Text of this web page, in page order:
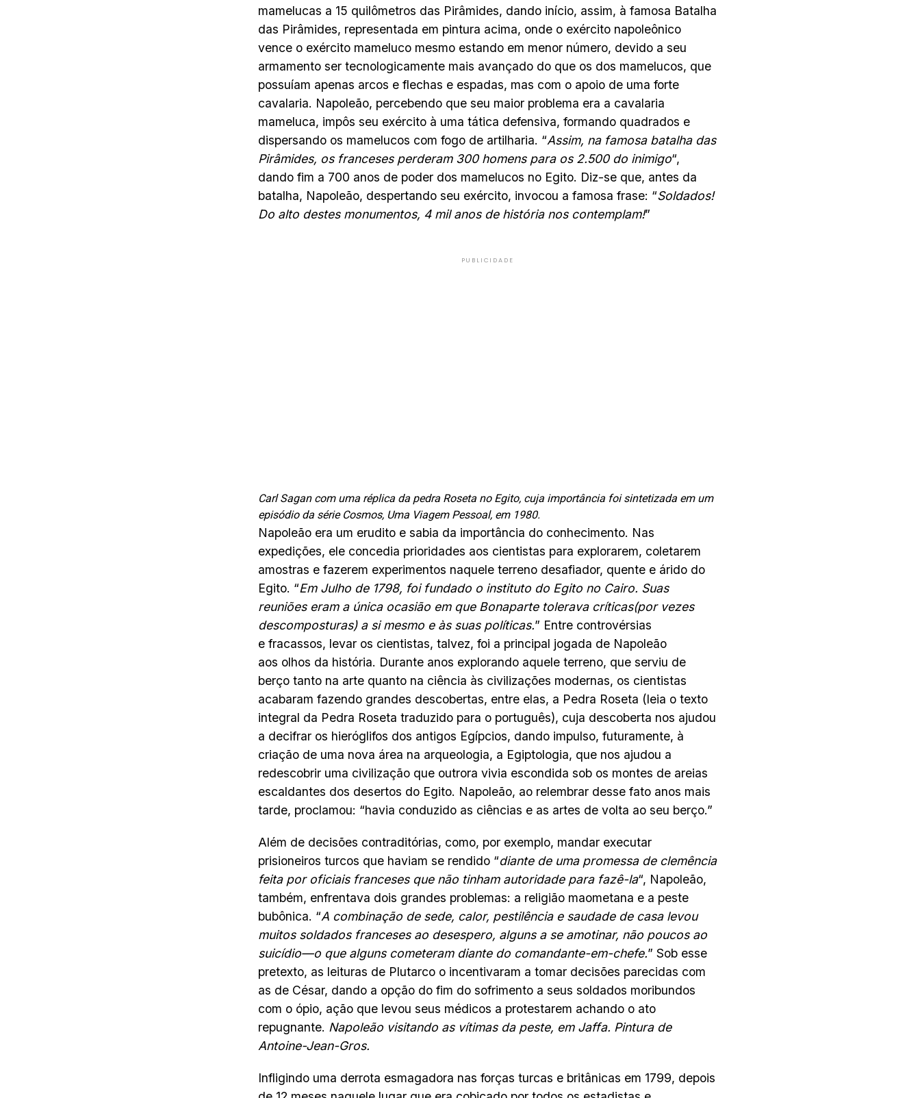
mamelucas a 15 quilômetros das Pirâmides, dando início, assim, à famosa Batalha
das Pirâmides, representada em pintura acima, onde o exército napoleônico
vence o exército mameluco mesmo estando em menor número, devido a seu
armamento ser tecnologicamente mais avançado do que os dos mamelucos, que
possuíam apenas arcos e flechas e espadas, mas com o apoio de uma forte
cavalaria. Napoleão, percebendo que seu maior problema era a cavalaria
mameluca, impôs seu exército à uma tática defensiva, formando quadrados e
dispersando os mamelucos com fogo de artilharia. “Assim, na famosa batalha das
Pirâmides, os franceses perderam 300 homens para os 2.500 do inimigo“,
dando fim a 700 anos de poder dos mamelucos no Egito. Diz-se que, antes da
batalha, Napoleão, despertando seu exército, invocou a famosa frase: “Soldados!
Do alto destes monumentos, 4 mil anos de história nos contemplam!”
PUBLICIDADE
Carl Sagan com uma réplica da pedra Roseta no Egito, cuja importância foi sintetizada em um
episódio da série Cosmos, Uma Viagem Pessoal, em 1980.
Napoleão era um erudito e sabia da importância do conhecimento. Nas
expedições, ele concedia prioridades aos cientistas para explorarem, coletarem
amostras e fazerem experimentos naquele terreno desafiador, quente e árido do
Egito. “Em Julho de 1798, foi fundado o instituto do Egito no Cairo. Suas
reuniões eram a única ocasião em que Bonaparte tolerava críticas(por vezes
descomposturas) a si mesmo e às suas políticas.” Entre controvérsias
e fracassos, levar os cientistas, talvez, foi a principal jogada de Napoleão
aos olhos da história. Durante anos explorando aquele terreno, que serviu de
berço tanto na arte quanto na ciência às civilizações modernas, os cientistas
acabaram fazendo grandes descobertas, entre elas, a Pedra Roseta (leia o texto
integral da Pedra Roseta traduzido para o português), cuja descoberta nos ajudou
a decifrar os hieróglifos dos antigos Egípcios, dando impulso, futuramente, à
criação de uma nova área na arqueologia, a Egiptologia, que nos ajudou a
redescobrir uma civilização que outrora vivia escondida sob os montes de areias
escaldantes dos desertos do Egito. Napoleão, ao relembrar desse fato anos mais
tarde, proclamou: “havia conduzido as ciências e as artes de volta ao seu berço.”
Além de decisões contraditórias, como, por exemplo, mandar executar
prisioneiros turcos que haviam se rendido “diante de uma promessa de clemência
feita por oficiais franceses que não tinham autoridade para fazê-la“, Napoleão,
também, enfrentava dois grandes problemas: a religião maometana e a peste
bubônica. “A combinação de sede, calor, pestilência e saudade de casa levou
muitos soldados franceses ao desespero, alguns a se amotinar, não poucos ao
suicídio—o que alguns cometeram diante do comandante-em-chefe.” Sob esse
pretexto, as leituras de Plutarco o incentivaram a tomar decisões parecidas com
as de César, dando a opção do fim do sofrimento a seus soldados moribundos
com o ópio, ação que levou seus médicos a protestarem achando o ato
repugnante. Napoleão visitando as vítimas da peste, em Jaffa. Pintura de
Antoine-Jean-Gros.
Infligindo uma derrota esmagadora nas forças turcas e britânicas em 1799, depois